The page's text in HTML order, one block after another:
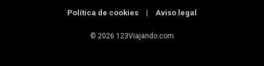
Política de cookies | Aviso legal
© 2026 123Viajando.com